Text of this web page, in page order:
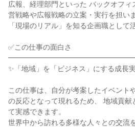
広報、経理部門といった バックオフ
営戦略や広報戦略の立案・実行を担いま
「現場のリアル」を知る企画職として
✅この仕事の面白さ
✨「地域」を「ビジネス」にする成長
この仕事は、自分が考案したイベント
の反応となって現れるため、 地域貢献
て実感できます。
世界中から訪れる多様な人々との交流